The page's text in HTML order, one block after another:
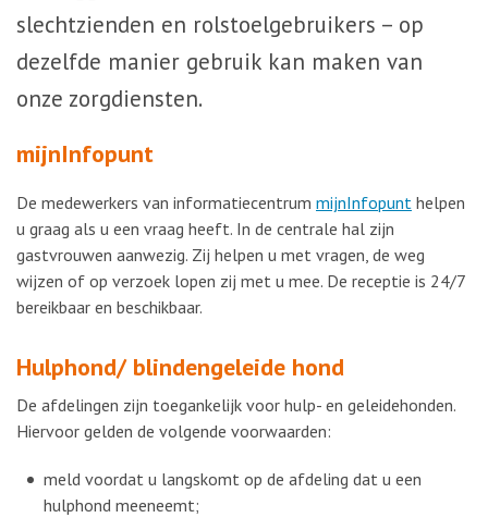
slechtzienden en rolstoelgebruikers – op
dezelfde manier gebruik kan maken van
onze zorgdiensten.
mijnInfopunt
De medewerkers van informatiecentrum mijnInfopunt helpen
u graag als u een vraag heeft. In de centrale hal zijn
gastvrouwen aanwezig. Zij helpen u met vragen, de weg
wijzen of op verzoek lopen zij met u mee. De receptie is 24/7
bereikbaar en beschikbaar.
Hulphond/ blindengeleide hond
De afdelingen zijn toegankelijk voor hulp- en geleidehonden.
Hiervoor gelden de volgende voorwaarden:
meld voordat u langskomt op de afdeling dat u een
hulphond meeneemt;